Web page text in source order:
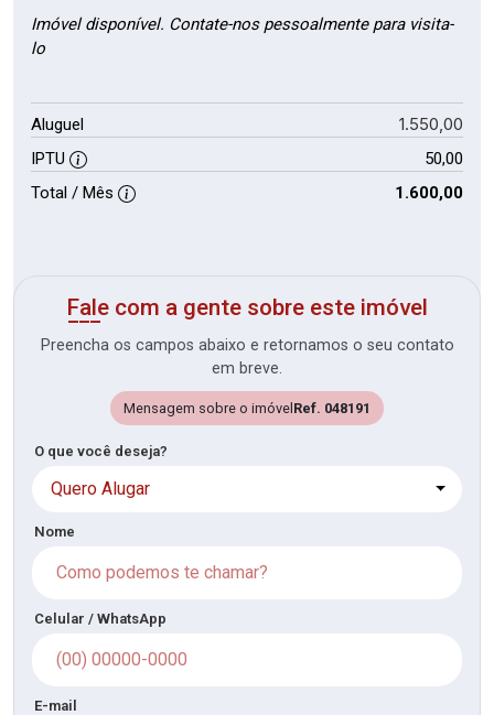
Imóvel disponível. Contate-nos pessoalmente para visita-
lo
Aluguel 1.550,00
IPTU
50,00
Total / Mês
1.600,00
Fale com a gente sobre este imóvel
Preencha os campos abaixo e retornamos o seu contato
em breve.
Mensagem sobre o imóvelRef. 048191
O que você deseja?
Quero Alugar
Nome
Celular / WhatsApp
E-mail